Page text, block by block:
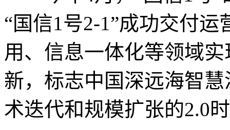
“国信1号2-1”成功交付
用、信息一体化等领域
新，标志中国深远海智
术迭代和规模扩张的2.0